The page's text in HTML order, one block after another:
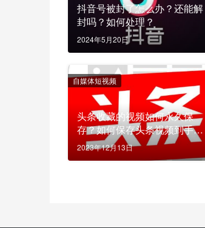
抖音号被封了怎么办？还能解
封吗？如何处理？
2024年5月20日
头条收藏的视频如何永久保
存？如何保存头条视频到手机
相册？
2023年12月13日
自媒体短视频